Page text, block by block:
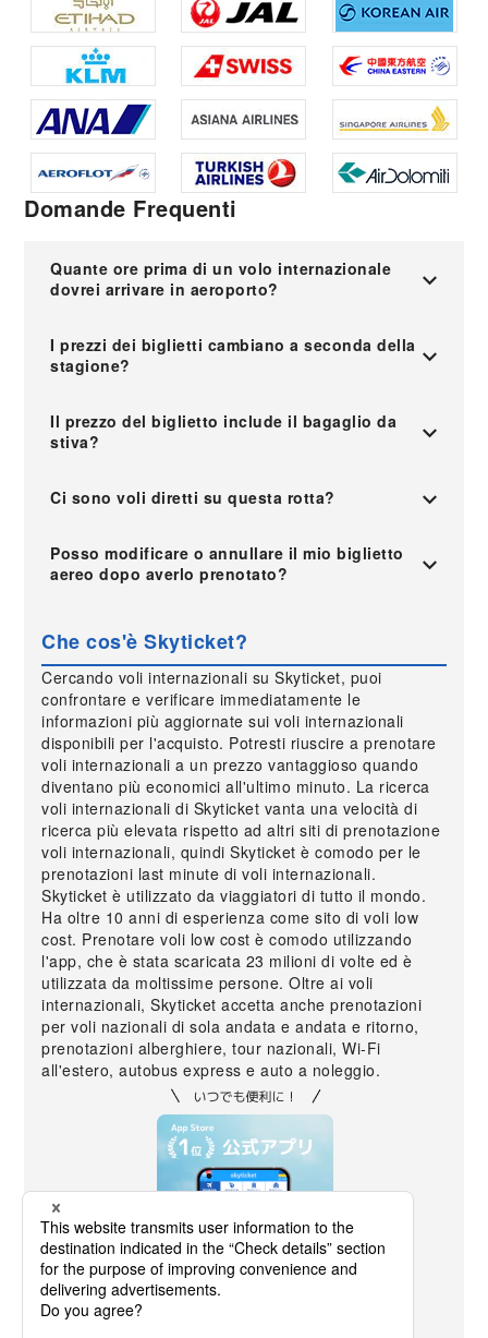
Domande Frequenti
Quante ore prima di un volo internazionale
dovrei arrivare in aeroporto?
I prezzi dei biglietti cambiano a seconda della
stagione?
Il prezzo del biglietto include il bagaglio da
stiva?
Ci sono voli diretti su questa rotta?
Posso modificare o annullare il mio biglietto
aereo dopo averlo prenotato?
Che cos'è Skyticket?
Cercando voli internazionali su Skyticket, puoi
confrontare e verificare immediatamente le
informazioni più aggiornate sui voli internazionali
disponibili per l'acquisto. Potresti riuscire a prenotare
voli internazionali a un prezzo vantaggioso quando
diventano più economici all'ultimo minuto. La ricerca
voli internazionali di Skyticket vanta una velocità di
ricerca più elevata rispetto ad altri siti di prenotazione
voli internazionali, quindi Skyticket è comodo per le
prenotazioni last minute di voli internazionali.
Skyticket è utilizzato da viaggiatori di tutto il mondo.
Ha oltre 10 anni di esperienza come sito di voli low
cost. Prenotare voli low cost è comodo utilizzando
l'app, che è stata scaricata 23 milioni di volte ed è
utilizzata da moltissime persone. Oltre ai voli
internazionali, Skyticket accetta anche prenotazioni
per voli nazionali di sola andata e andata e ritorno,
prenotazioni alberghiere, tour nazionali, Wi-Fi
all'estero, autobus express e auto a noleggio.